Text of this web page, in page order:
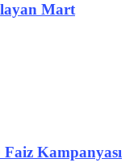
Mart
Kampanyası